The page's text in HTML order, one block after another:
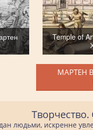
Temple of
МАРТЕН
людьми, искренне